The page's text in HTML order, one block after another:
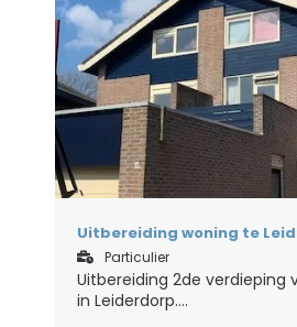
Uitbereiding woning te
Particulier
Uitbereiding 2de verdieping
in Leiderdorp....